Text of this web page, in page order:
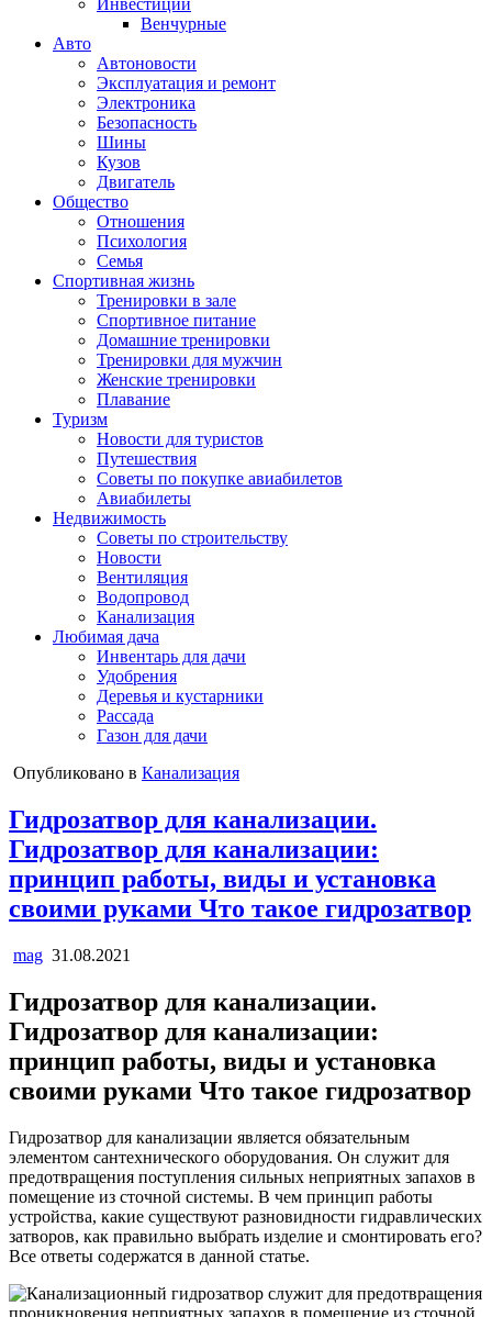
Инвестиции
Венчурные
Авто
Автоновости
Эксплуатация и ремонт
Электроника
Безопасность
Шины
Кузов
Двигатель
Общество
Отношения
Психология
Семья
Спортивная жизнь
Тренировки в зале
Спортивное питание
Домашние тренировки
Тренировки для мужчин
Женские тренировки
Плавание
Туризм
Новости для туристов
Путешествия
Советы по покупке авиабилетов
Авиабилеты
Недвижимость
Советы по строительству
Новости
Вентиляция
Водопровод
Канализация
Любимая дача
Инвентарь для дачи
Удобрения
Деревья и кустарники
Рассада
Газон для дачи
Опубликовано в Канализация
Гидрозатвор для канализации.
Гидрозатвор для канализации:
принцип работы, виды и установка
своими руками Что такое гидрозатвор
mag 31.08.2021
Гидрозатвор для канализации.
Гидрозатвор для канализации:
принцип работы, виды и установка
своими руками Что такое гидрозатвор
Гидрозатвор для канализации является обязательным
элементом сантехнического оборудования. Он служит для
предотвращения поступления сильных неприятных запахов в
помещение из сточной системы. В чем принцип работы
устройства, какие существуют разновидности гидравлических
затворов, как правильно выбрать изделие и смонтировать его?
Все ответы содержатся в данной статье.